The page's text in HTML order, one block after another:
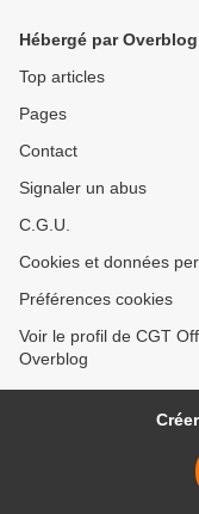
Hébergé par Overblog
Top articles
Pages
Contact
Signaler un abus
C.G.U.
Cookies et données
Préférences cookies
Voir le profil de CGT
Overblog